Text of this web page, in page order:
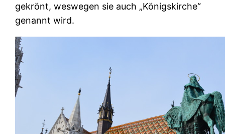
gekrönt, weswegen sie auch „Königskirche“
genannt wird.